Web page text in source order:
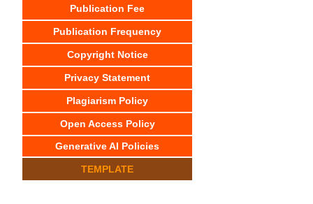
Publication Fee
Publication Frequency
Copyright Notice
Privacy Statement
Plagiarism Policy
Open Access Policy
Generative AI Policies
TEMPLATE